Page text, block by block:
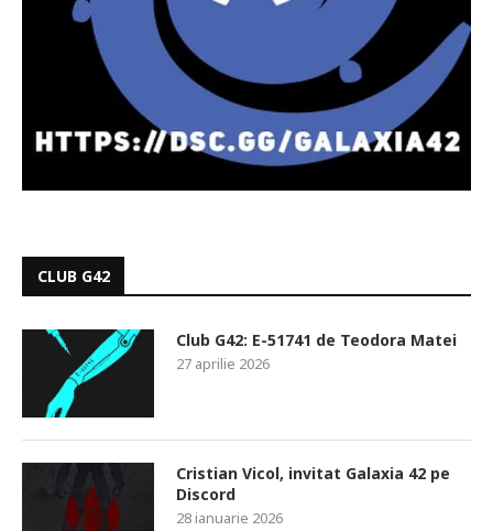
CLUB G42
Club G42: E-51741 de Teodora Matei
27 aprilie 2026
Cristian Vicol, invitat Galaxia 42 pe
Discord
28 ianuarie 2026